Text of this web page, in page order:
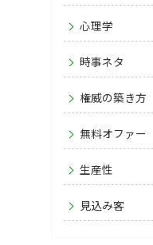
心理学
時事ネタ
権威の築き方
無料オファー
生産性
見込み客